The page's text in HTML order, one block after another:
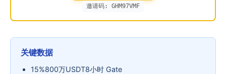
邀请码: GHM97VMF
关键数据
15%800万USDT8小时 Gate